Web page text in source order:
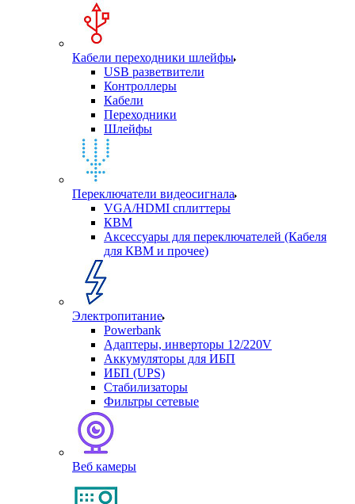
Кабели переходники шлейфы
USB разветвители
Контроллеры
Кабели
Переходники
Шлейфы
Переключатели видеосигнала
VGA/HDMI сплиттеры
КВМ
Аксессуары для переключателей (Кабеля
для КВМ и прочее)
Электропитание
Powerbank
Адаптеры, инверторы 12/220V
Аккумуляторы для ИБП
ИБП (UPS)
Стабилизаторы
Фильтры сетевые
Веб камеры